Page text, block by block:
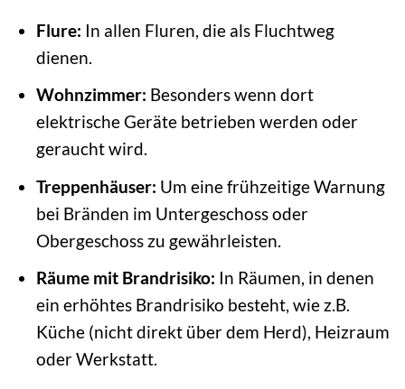
Flure: In allen Fluren, die als Fluchtweg
dienen.
Wohnzimmer: Besonders wenn dort
elektrische Geräte betrieben werden oder
geraucht wird.
Treppenhäuser: Um eine frühzeitige Warnung
bei Bränden im Untergeschoss oder
Obergeschoss zu gewährleisten.
Räume mit Brandrisiko: In Räumen, in denen
ein erhöhtes Brandrisiko besteht, wie z.B.
Küche (nicht direkt über dem Herd), Heizraum
oder Werkstatt.